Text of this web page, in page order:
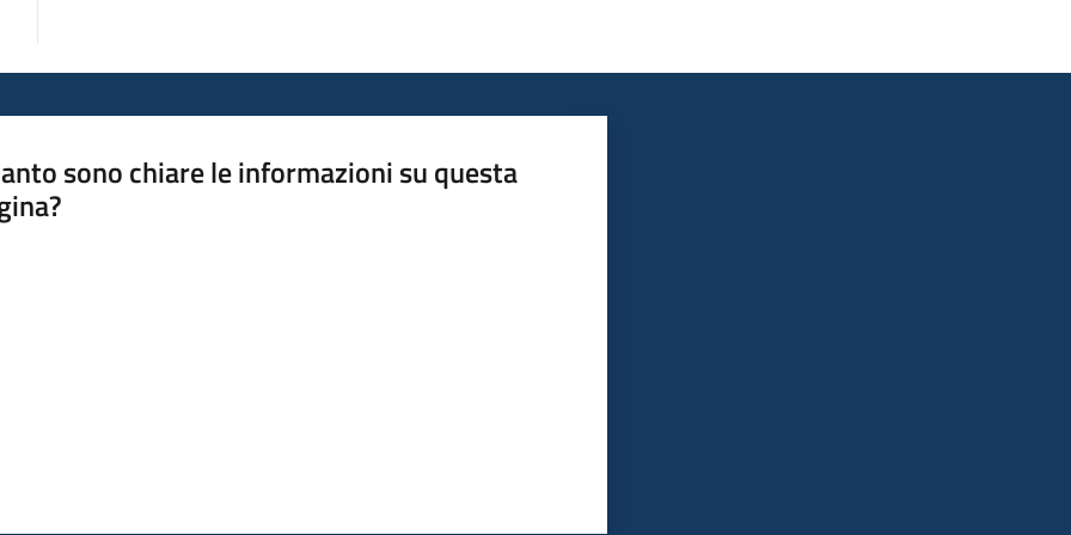
sono chiare le informazioni su questa